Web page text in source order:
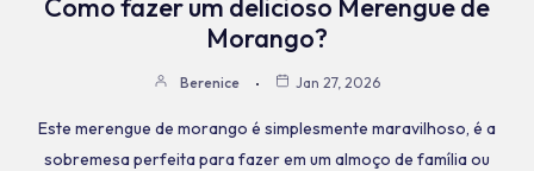
Morango?
Berenice Jan 27, 2026
Este merengue de morango é simplesmente maravilhoso, é a
sobremesa perfeita para fazer em um almoço de família ou